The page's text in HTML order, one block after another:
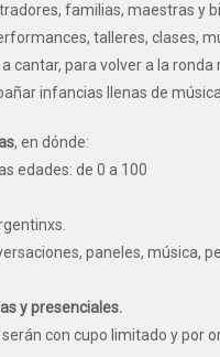
familias, maestras y
talleres, clases,
cantar, para volver a la
infancias llenas de
, en dónde:
edades: de 0 a 100
paneles, música,
y presenciales.
con cupo limitado y por